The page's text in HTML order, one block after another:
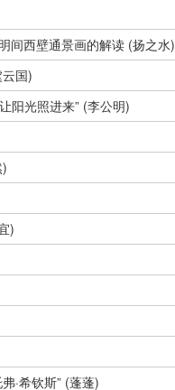
西壁通景画的解读 (扬之水)
国)
阳光照进来” (李公明)
)
·希钦斯” (蓬蓬)